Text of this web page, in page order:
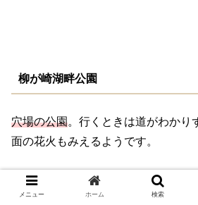
柳が崎湖畔公園
穴場の公園。行くときは道がわかり
面の花火もみえるようです。
メニュー ホーム 検索